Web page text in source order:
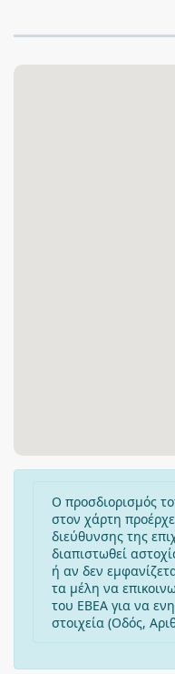
Ο προσδιορισμός
στον χάρτη
διεύθυνσης της
διαπιστωθεί
ή αν δεν
τα μέλη να
του ΕΒΕΑ για να
στοιχεία (Οδός,